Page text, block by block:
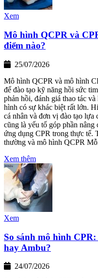
Xem
Mô hình QCPR và
điểm nào?
25/07/2026
Mô hình QCPR và mô hình
để đào tạo kỹ năng hồi sức
phản hồi, đánh giá thao tác
hình có sự khác biệt rất lớn.
cá nhân và đơn vị đào tạo
cũng là yếu tố góp phần nâng
ứng dụng CPR trong thực tế.
thường và mô hình QCPR
Xem thêm
Xem
So sánh mô hình
hay Ambu?
24/07/2026